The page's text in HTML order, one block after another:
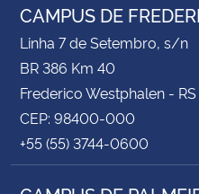
CAMPUS DE
Linha 7 de Setembro, s/n
BR 386 Km 40
Frederico Westphalen - RS
CEP: 98400-000
+55 (55) 3744-0600